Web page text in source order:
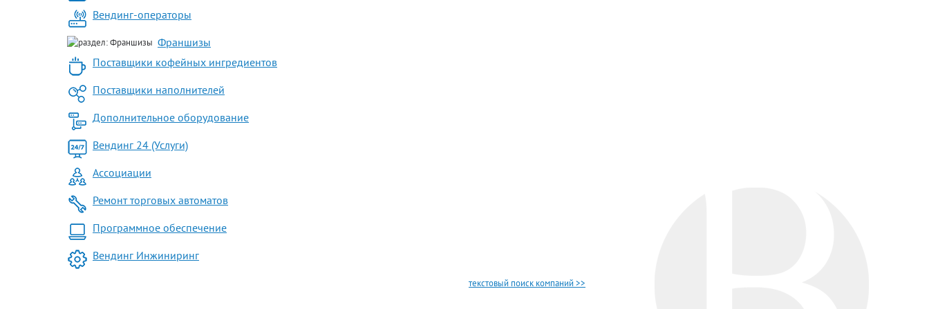
Вендинг-операторы
Франшизы
Поставщики кофейных ингредиентов
Поставщики наполнителей
Дополнительное оборудование
Вендинг 24 (Услуги)
Ассоциации
Ремонт торговых автоматов
Программное обеспечение
Вендинг Инжиниринг
текстовый поиск компаний >>